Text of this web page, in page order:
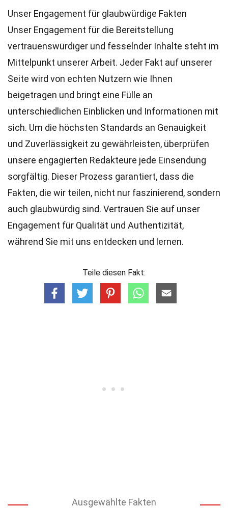
Unser Engagement für glaubwürdige Fakten
Unser Engagement für die Bereitstellung
vertrauenswürdiger und fesselnder Inhalte steht im
Mittelpunkt unserer Arbeit. Jeder Fakt auf unserer
Seite wird von echten Nutzern wie Ihnen
beigetragen und bringt eine Fülle an
unterschiedlichen Einblicken und Informationen mit
sich. Um die höchsten Standards an Genauigkeit
und Zuverlässigkeit zu gewährleisten, überprüfen
unsere engagierten Redakteure jede Einsendung
sorgfältig. Dieser Prozess garantiert, dass die
Fakten, die wir teilen, nicht nur faszinierend, sondern
auch glaubwürdig sind. Vertrauen Sie auf unser
Engagement für Qualität und Authentizität,
während Sie mit uns entdecken und lernen.
Teile diesen Fakt:
Ausgewählte Fakten